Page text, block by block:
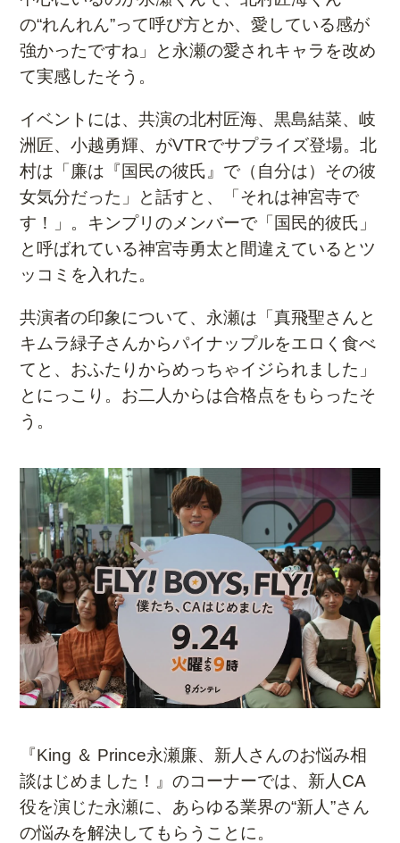
の“れんれん”って呼び方とか、愛している感が
強かったですね」と永瀬の愛されキャラを改め
て実感したそう。
イベントには、共演の北村匠海、黒島結菜、岐
洲匠、小越勇輝、がVTRでサプライズ登場。北
村は「廉は『国民の彼氏』で（自分は）その彼
女気分だった」と話すと、「それは神宮寺で
す！」。キンプリのメンバーで「国民的彼氏」
と呼ばれている神宮寺勇太と間違えているとツ
ッコミを入れた。
共演者の印象について、永瀬は「真飛聖さんと
キムラ緑子さんからパイナップルをエロく食べ
てと、おふたりからめっちゃイジられました」
とにっこり。お二人からは合格点をもらったそ
う。
『King ＆ Prince永瀬廉、新人さんのお悩み相
談はじめました！』のコーナーでは、新人CA
役を演じた永瀬に、あらゆる業界の“新人”さん
の悩みを解決してもらうことに。